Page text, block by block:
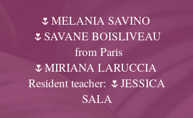
🌷MELANIA SAVINO
🌷SAVANE BOISLIVEAU
from Paris
🌷MIRIANA LARUCCIA
Resident teacher: 🌷JESSICA
SALA